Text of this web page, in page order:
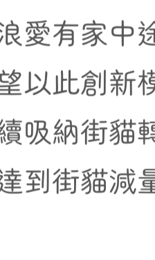
浪愛有家中
以此創新
吸納街貓
到街貓減